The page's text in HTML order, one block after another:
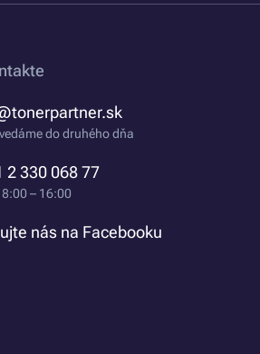
do druhého dňa
2 330 068 77
8:00 – 16:00
nás na Facebooku